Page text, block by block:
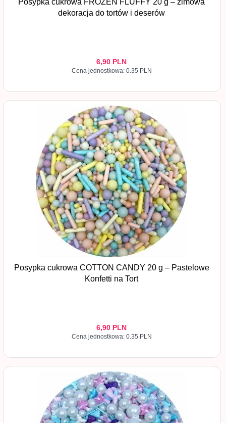
dekoracja do tortów i deserów
6,90 PLN
Cena jednostkowa: 0.35 PLN
Posypka cukrowa COTTON CANDY 20 g – Pastelowe
Konfetti na Tort
6,90 PLN
Cena jednostkowa: 0.35 PLN